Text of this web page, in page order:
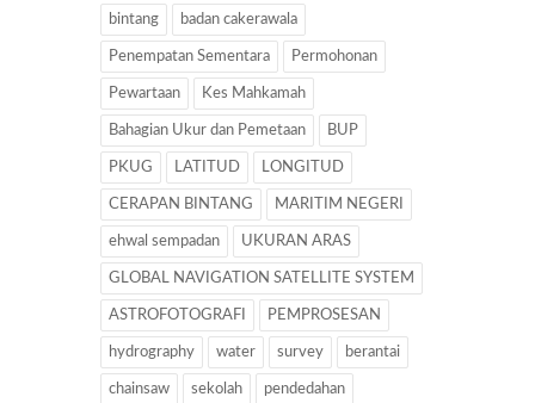
bintang badan cakerawala
Penempatan Sementara Permohonan
Pewartaan Kes Mahkamah
Bahagian Ukur dan Pemetaan BUP
PKUG LATITUD LONGITUD
CERAPAN BINTANG MARITIM NEGERI
ehwal sempadan UKURAN ARAS
GLOBAL NAVIGATION SATELLITE SYSTEM
ASTROFOTOGRAFI PEMPROSESAN
hydrography water survey berantai
chainsaw sekolah pendedahan